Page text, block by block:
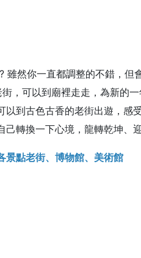
雖然你一直都調整的不錯，但
，可以到廟裡走走，為新的
以到古色古香的老街出遊，感
己轉換一下心境，龍轉乾坤、
景點老街、博物館、美術館